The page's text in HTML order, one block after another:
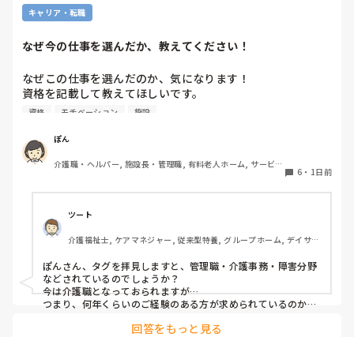
キャリア・転職
なぜ今の仕事を選んだか、教えてください！
なぜこの仕事を選んだのか、気になります！
資格を記載して教えてほしいです。
帰省して中学の同級生と地元でご飯した時に、その人が介護
の仕事をしていると聞いて、その時はあまり興味もてず、聞
しかしUターン転職活動中にたまたま街でその人と会って、
流れでカフェで話して、
施設見学だけでも行ってみたら、実際に現場を見て素敵だと
思って決めました。
資格 モチベーション 施設
ぽん
介護職・ヘルパー, 施設長・管理職, 有料老人ホーム, サービス
6 ・ 1日前
ツート
介護福祉士, ケアマネジャー, 従来型特養, グループホーム, デイサー
ぽんさん、タグを拝見しますと、管理職・介護事務・障害分野
などされているのでしょうか？
今は介護職となっておられますが…
つまり、何年くらいのご経験のある方が求められているのか、
でも、せっかくのご質問、汎用的に普通に私の実際をお応えさ
回答をもっと見る